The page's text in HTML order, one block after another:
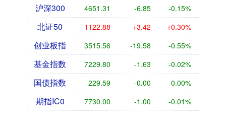
沪深300 4651.31 -6.85 -0.15%
北证50 1122.88 +3.42 +0.30%
创业板指 3515.56 -19.58 -0.55%
基金指数 7229.80 -1.63 -0.02%
国债指数 229.59 -0.00 0.00%
期指IC0 7730.00 -1.00 -0.01%